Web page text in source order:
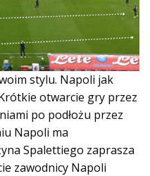
stylu. Napoli jak
otwarcie gry przez
po podłożu przez
Napoli ma
Spalettiego zaprasza
zawodnicy Napoli